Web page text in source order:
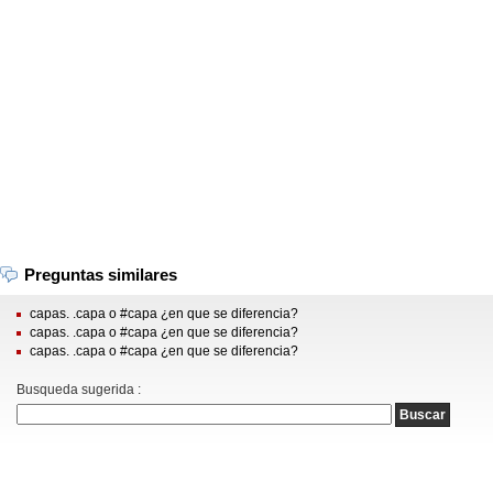
Preguntas similares
capas. .capa o #capa ¿en que se diferencia?
capas. .capa o #capa ¿en que se diferencia?
capas. .capa o #capa ¿en que se diferencia?
Busqueda sugerida :